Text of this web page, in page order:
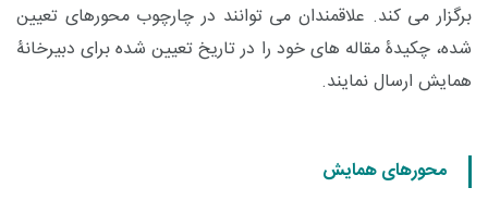
برگزار می کند. علاقمندان می توانند در چارچوب محورهای تعیین
شده، چکیدۀ مقاله های خود را در تاریخ تعیین شده برای دبیرخانۀ
همایش ارسال نمایند.
محورهای همایش